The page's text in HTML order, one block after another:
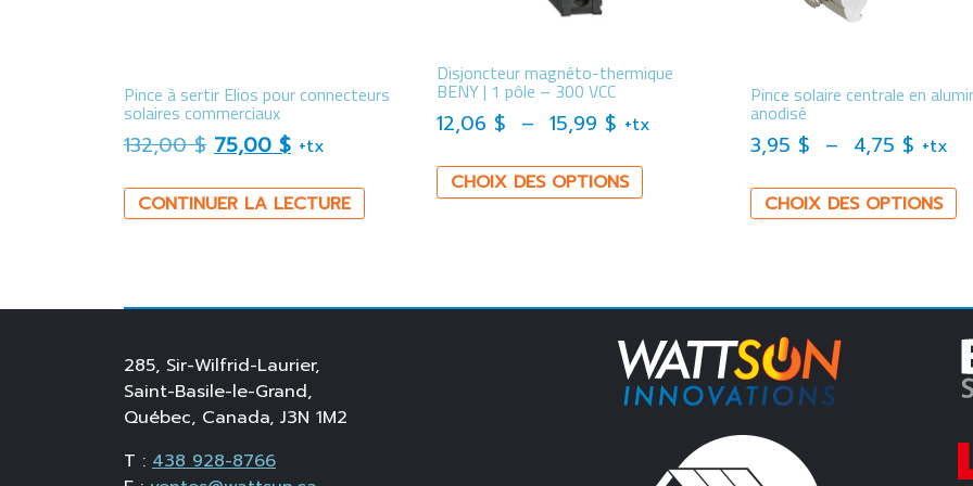
Pince à sertir Elios pour connecteurs
solaires commerciaux
132,00$ Le prix initial était : 132,00 $.
75,00$Le prix actuel est : 75,00 $.
+tx
CONTINUER LA LECTURE
Disjoncteur magnéto-thermique
BENY | 1 pôle – 300 VCC
12,06 $ – 15,99 $ Plage de prix : 12,06 $ à 15,99 $
+tx
CHOIX DES OPTIONS
Ce produit a plusieurs variations.
Pince solaire centrale en
anodisé
3,95 $ – 4,75 $ +tx
CHOIX DES OPTIONS
285, Sir-Wilfrid-Laurier,
Saint-Basile-le-Grand,
Québec, Canada, J3N 1M2
T : 438 928-8766